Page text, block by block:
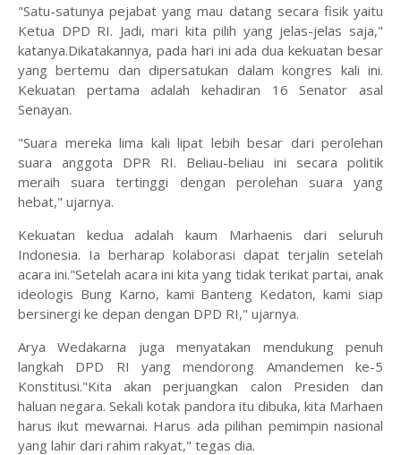
"Satu-satunya pejabat yang mau datang secara fisik yaitu
Ketua DPD RI. Jadi, mari kita pilih yang jelas-jelas saja,"
katanya.Dikatakannya, pada hari ini ada dua kekuatan besar
yang bertemu dan dipersatukan dalam kongres kali ini.
Kekuatan pertama adalah kehadiran 16 Senator asal
Senayan.
"Suara mereka lima kali lipat lebih besar dari perolehan
suara anggota DPR RI. Beliau-beliau ini secara politik
meraih suara tertinggi dengan perolehan suara yang
hebat," ujarnya.
Kekuatan kedua adalah kaum Marhaenis dari seluruh
Indonesia. Ia berharap kolaborasi dapat terjalin setelah
acara ini."Setelah acara ini kita yang tidak terikat partai, anak
ideologis Bung Karno, kami Banteng Kedaton, kami siap
bersinergi ke depan dengan DPD RI," ujarnya.
Arya Wedakarna juga menyatakan mendukung penuh
langkah DPD RI yang mendorong Amandemen ke-5
Konstitusi."Kita akan perjuangkan calon Presiden dan
haluan negara. Sekali kotak pandora itu dibuka, kita Marhaen
harus ikut mewarnai. Harus ada pilihan pemimpin nasional
yang lahir dari rahim rakyat," tegas dia.